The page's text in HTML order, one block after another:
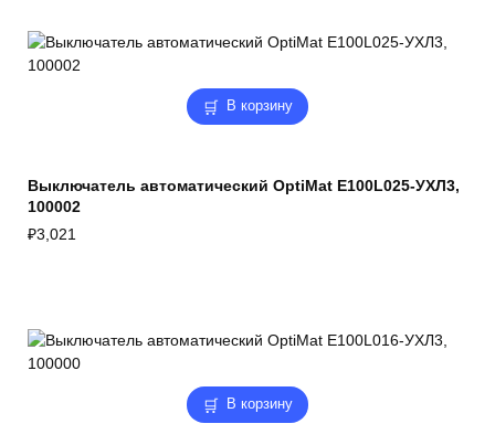
В корзину
Выключатель автоматический OptiMat E100L025-УХЛ3,
100002
₽3,021
В корзину